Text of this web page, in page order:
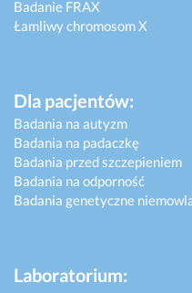
Badanie FRAX
Łamliwy chromosom X
Dla pacjentów:
Badania na autyzm
Badania na padaczkę
Badania przed szczepieniem
Badania na odporność
Badania genetyczne
Laboratorium: